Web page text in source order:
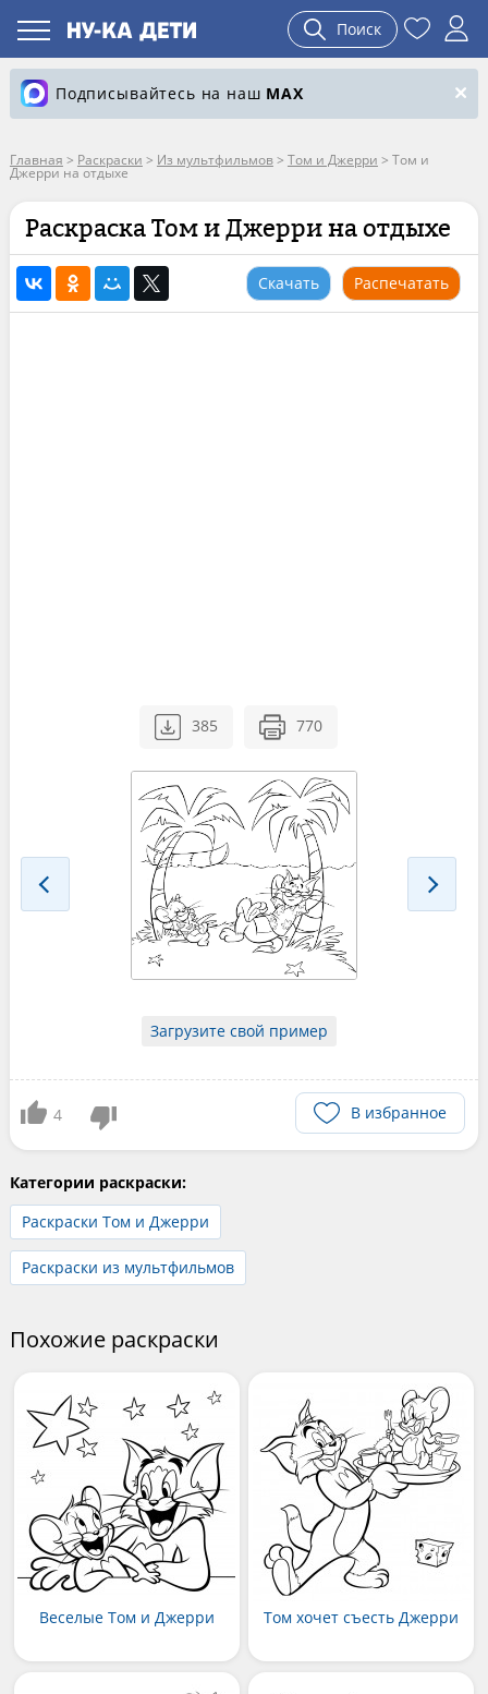
Поиск
Подписывайтесь на наш MAX
Главная > Раскраски > Из мультфильмов> Том и Джерри > Том и
Джерри на отдыхе
Раскраска Том и Джерри на отдыхе
Скачать Распечатать
385 770
Загрузите свой пример
4 В избранное
Категории раскраски:
Раскраски Том и Джерри
Раскраски из мультфильмов
Похожие раскраски
Веселые Том и Джерри Том хочет съесть Джерри